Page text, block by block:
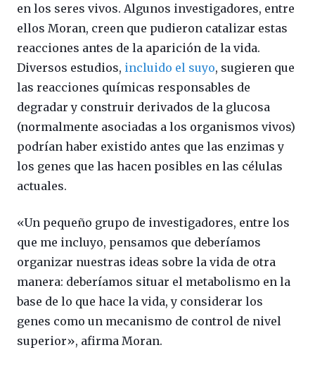
en los seres vivos. Algunos investigadores, entre
ellos Moran, creen que pudieron catalizar estas
reacciones antes de la aparición de la vida.
Diversos estudios, incluido el suyo, sugieren que
las reacciones químicas responsables de
degradar y construir derivados de la glucosa
(normalmente asociadas a los organismos vivos)
podrían haber existido antes que las enzimas y
los genes que las hacen posibles en las células
actuales.
«Un pequeño grupo de investigadores, entre los
que me incluyo, pensamos que deberíamos
organizar nuestras ideas sobre la vida de otra
manera: deberíamos situar el metabolismo en la
base de lo que hace la vida, y considerar los
genes como un mecanismo de control de nivel
superior», afirma Moran.